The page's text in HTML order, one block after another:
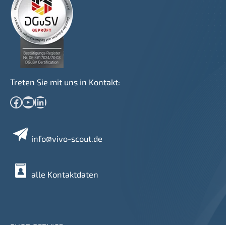
Treten Sie mit uns in Kontakt:
Facebook YouTube LinkedIn
info@vivo-scout.de
alle Kontaktdaten